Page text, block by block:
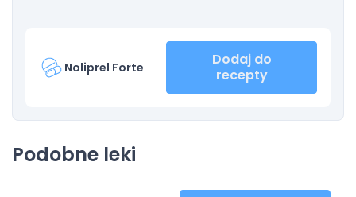
Noliprel Forte
Dodaj do
recepty
Podobne leki